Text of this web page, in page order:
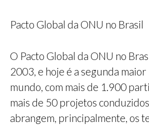
Pacto Global da ONU no Brasil
O Pacto Global da ONU no
2003, e hoje é a segunda
mundo, com mais de 1.900
mais de 50 projetos
abrangem, principalmente, os